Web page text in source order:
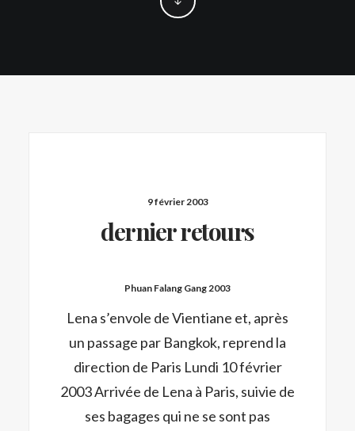
9 février 2003
dernier retours
Phuan Falang Gang 2003
Lena s’envole de Vientiane et, après
un passage par Bangkok, reprend la
direction de Paris Lundi 10 février
2003 Arrivée de Lena à Paris, suivie de
ses bagages qui ne se sont pas